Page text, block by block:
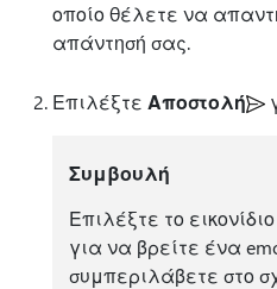
οποίο θέλετε να
απάντησή σας.
Επιλέξτε Αποστολή
Συμβουλή
Επιλέξτε το
για να βρείτε ένα
συμπεριλάβετε στο